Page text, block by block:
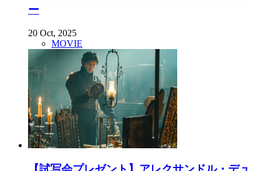
ー
20 Oct, 2025
MOVIE